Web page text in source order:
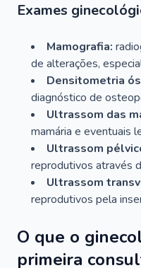
Exames
Mamografia:
de alterações,
Densitometria
diagnóstico de
Ultrassom das
mamária e eventuais
Ultrassom
reprodutivos através
Ultrassom
reprodutivos pela
O que o
primeira